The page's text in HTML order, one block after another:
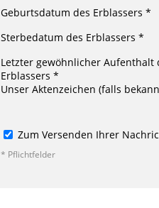
Geburtsdatum des Erblassers *
Sterbedatum des Erblassers *
Letzter gewöhnlicher Aufenthalt
Erblassers *
Unser Aktenzeichen (falls
Zum Versenden Ihrer
* Pflichtfelder